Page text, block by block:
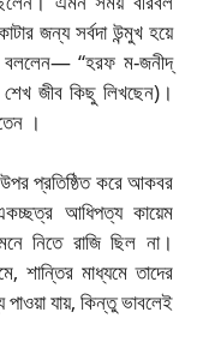
জন্য সর্বদা উন্মুখ হয়ে
বললেন— “হরফ ম-জনীদ্
জীব কিছু লিখছেন)।
।
প্রতিষ্ঠিত করে আকবর
আধিপত্য কায়েম
নিতে রাজি ছিল না।
মাধ্যমে তাদের
যায়, কিন্তু ভাবলেই